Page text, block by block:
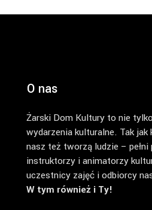
O nas
Żarski Dom Kultury to nie
wydarzenia kulturalne. Tak jak
nasz też tworzą ludzie – pełni
instruktorzy i animatorzy
uczestnicy zajęć i odbiorcy
W tym również i Ty!